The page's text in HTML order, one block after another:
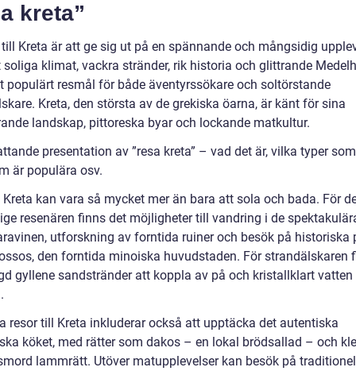
kreta”
Kreta är att ge sig ut på en spännande och mångsidig
klimat, vackra stränder, rik historia och glittrande
populärt resmål för både äventyrssökare och soltörstande
Kreta, den största av de grekiska öarna, är känt för sina
landskap, pittoreska byar och lockande matkultur.
presentation av ”resa kreta” – vad det är, vilka typer
är populära osv.
Kreta kan vara så mycket mer än bara att sola och bada. För
resenären finns det möjligheter till vandring i de
utforskning av forntida ruiner och besök på historiska
den forntida minoiska huvudstaden. För strandälskaren
gyllene sandstränder att koppla av på och kristallklart
resor till Kreta inkluderar också att upptäcka det autentiska
köket, med rätter som dakos – en lokal brödsallad – och
lammrätt. Utöver matupplevelser kan besök på